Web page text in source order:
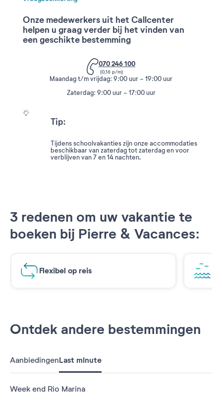
Onze medewerkers uit het Callcenter
helpen u graag verder bij het vinden van
een geschikte bestemming
070 246 100
(0,16 p/m)
Maandag t/m vrijdag: 9:00 uur - 19:00 uur
Zaterdag: 9:00 uur - 17:00 uur
Tip:
Tijdens schoolvakanties zijn onze accommodaties
beschikbaar van zaterdag tot zaterdag en voor
verblijven van 7 en 14 nachten.
3 redenen om uw vakantie te
boeken bij Pierre & Vacances:
Flexibel op reis
Ontdek andere bestemmingen
AanbiedingenLast minute
Week end Rio Marina